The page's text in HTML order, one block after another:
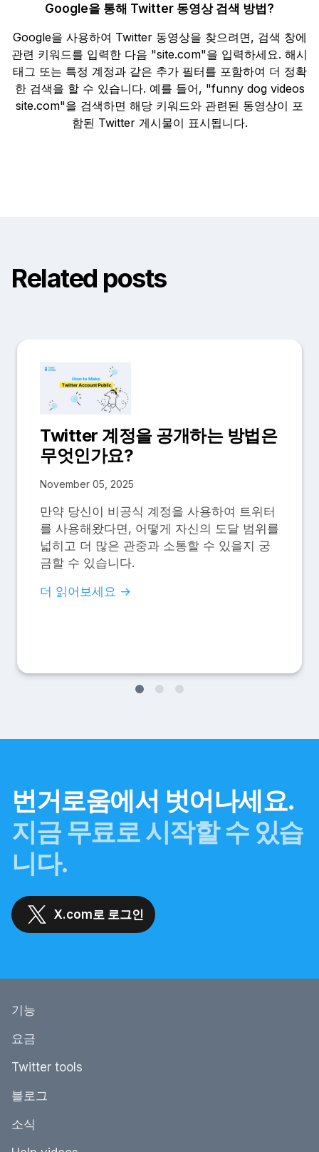
Google을 통해 Twitter 동영상 검색 방법?
Google을 사용하여 Twitter 동영상을 찾으려면, 검색 창에
관련 키워드를 입력한 다음 "site.com"을 입력하세요. 해시
태그 또는 특정 계정과 같은 추가 필터를 포함하여 더 정확
한 검색을 할 수 있습니다. 예를 들어, "funny dog videos
site.com"을 검색하면 해당 키워드와 관련된 동영상이 포
함된 Twitter 게시물이 표시됩니다.
Related posts
Twitter 계정을 공개하는 방법은
무엇인가요?
November 05, 2025
만약 당신이 비공식 계정을 사용하여 트위터
를 사용해왔다면, 어떻게 자신의 도달 범위를
넓히고 더 많은 관중과 소통할 수 있을지 궁
금할 수 있습니다.
더 읽어보세요 →
번거로움에서 벗어나세요.
지금 무료로 시작할 수 있습
니다.
X.com로 로그인
기능
요금
Twitter tools
블로그
소식